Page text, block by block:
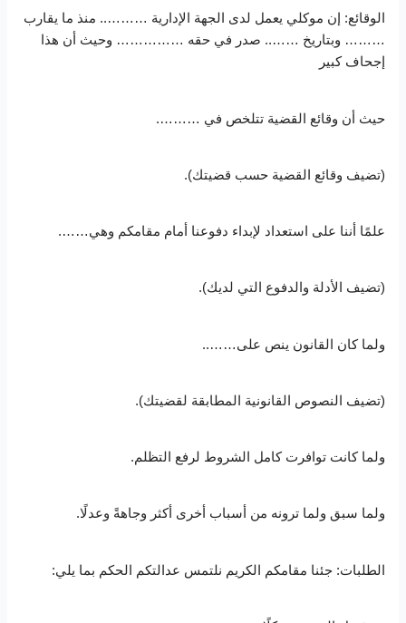
الوقائع: إن موكلي يعمل لدى الجهة الإدارية ……….. منذ ما يقارب
……… وبتاريخ …….. صدر في حقه …………… وحيث أن هذا
إجحاف كبير
حيث أن وقائع القضية تتلخص في ……….
(تضيف وقائع القضية حسب قضيتك).
علمًا أننا على استعداد لإبداء دفوعنا أمام مقامكم وهي…….
(تضيف الأدلة والدفوع التي لديك).
ولما كان القانون ينص على……..
(تضيف النصوص القانونية المطابقة لقضيتك).
ولما كانت توافرت كامل الشروط لرفع التظلم.
ولما سبق ولما ترونه من أسباب أخرى أكثر وجاهةً وعدلًا.
الطلبات: جئنا مقامكم الكريم نلتمس عدالتكم الحكم بما يلي: